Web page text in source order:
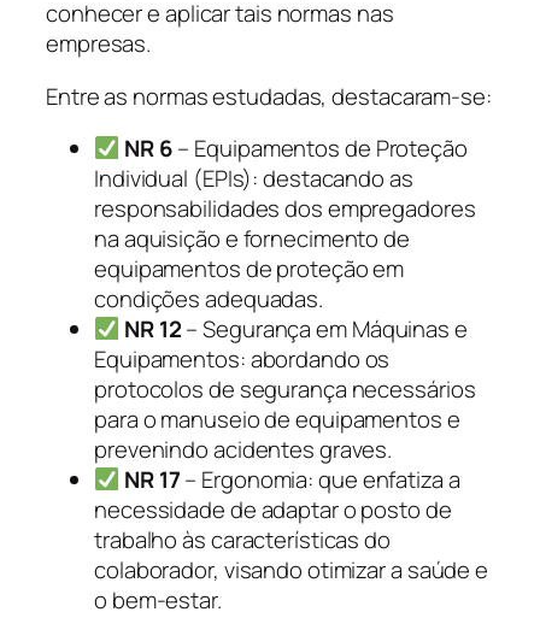
conhecer e aplicar tais normas nas
empresas.
Entre as normas estudadas, destacaram-se:
NR 6– Equipamentos de Proteção
Individual (EPIs): destacando as
responsabilidades dos empregadores
na aquisição e fornecimento de
equipamentos de proteção em
condições adequadas.
NR 12– Segurança em Máquinas e
Equipamentos: abordando os
protocolos de segurança necessários
para o manuseio de equipamentos e
prevenindo acidentes graves.
NR 17– Ergonomia: que enfatiza a
necessidade de adaptar o posto de
trabalho às características do
colaborador, visando otimizar a saúde e
o bem-estar.